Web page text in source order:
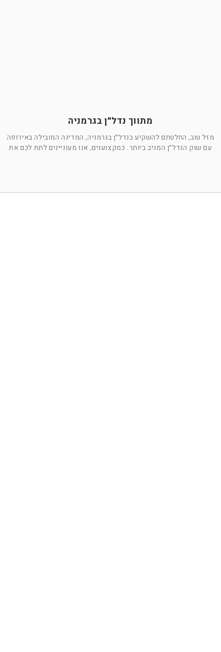
מתווך נדל״ן בגרמניה
מזל טוב, החלטתם להשקיע בנדל״ן בגרמניה, המדינה המובילה באירופה
עם שוק הנדל״ן המניב ביותר. כמקצוענים, אנו מעוניינים לתת לכם את